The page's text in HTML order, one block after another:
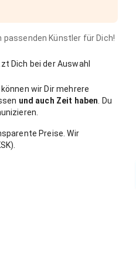
passenden Künstler für Dich!
Dich bei der Auswahl
wir Dir mehrere
und auch Zeit haben . Du
Preise. Wir